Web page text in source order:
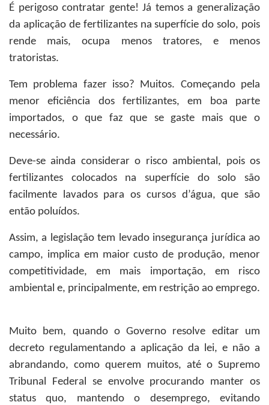
É perigoso contratar gente! Já temos a generalização
da aplicação de fertilizantes na superfície do solo, pois
rende mais, ocupa menos tratores, e menos
tratoristas.
Tem problema fazer isso? Muitos. Começando pela
menor eficiência dos fertilizantes, em boa parte
importados, o que faz que se gaste mais que o
necessário.
Deve-se ainda considerar o risco ambiental, pois os
fertilizantes colocados na superfície do solo são
facilmente lavados para os cursos d’água, que são
então poluídos.
Assim, a legislação tem levado insegurança jurídica ao
campo, implica em maior custo de produção, menor
competitividade, em mais importação, em risco
ambiental e, principalmente, em restrição ao emprego.
Muito bem, quando o Governo resolve editar um
decreto regulamentando a aplicação da lei, e não a
abrandando, como querem muitos, até o Supremo
Tribunal Federal se envolve procurando manter os
status quo, mantendo o desemprego, evitando